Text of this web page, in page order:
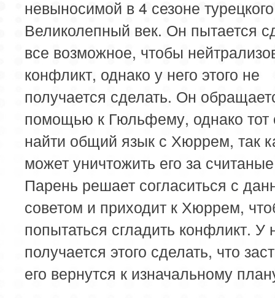
невыносимой в 4 сезоне
Великолепный век. Он пытается
все возможное, чтобы
конфликт, однако у него этого не
получается сделать. Он
помощью к Гюльфему, однако тот
найти общий язык с Хюррем, так
может уничтожить его за
Парень решает согласиться с
советом и приходит к Хюррем,
попытаться сгладить конфликт. У
получается этого сделать, что
его вернутся к изначальному